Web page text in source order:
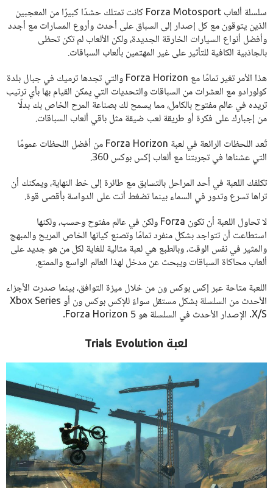
سلسلة ألعاب Forza Motosport كانت تمتلك حشدًا كبيرًا من المعجبين
الذين يتوقون مع كل إصدار إلى السباق على أحدث وأروع المسارات مع أجدد
وأفضل أنواع السيارات الخارقة الجديدة، ولكن الألعاب لم تكن تحظى
بالجاذبية الكافية للتأثير على غير المهتمين بألعاب السباقات.
هذا الأمر تغير تمامًا مع Forza Horizon والتي تجدها ترميك في جبال بلدة
كولورادو مع العشرات من السباقات والتحديات التي يمكن القيام بها بأي ترتيب
تريده في عالم مفتوح بالكامل، مما يسمح لك بصناعة المرح الخاص بك بدلًا
من إجبارك على فكرة أو طريقة لعب ضيقة مثل باقي ألعاب السباقات.
تُعد اللحظات الرائعة في لعبة Forza Horizon من أفضل اللحظات عمومًا
التي عشناها في تجربتنا مع ألعاب إكس بوكس 360.
تكلفك اللعبة في أحد المراحل بالتسابق مع طائرة إلى خط النهاية، ويمكنك أن
تراها تسرع وتدور في السماء بينما تضغط أنت على الدواسة بأقصى قوة.
لا تحاول اللعبة أن تكون Forza ولكن في عالم مفتوح وحسب، ولكنها
استطاعت أن تتواجد بشكل منفرد تمامًا وتصنع كيانها الخاص المريح والمبهج
والمثير في نفس الوقت، وبالطبع هي لعبة مثالية للغاية لكل من هو جديد على
ألعاب محاكاة السباقات ويبحث عن مدخل لهذا العالم الواسع والممتع.
اللعبة متاحة عبر إكس بوكس ون من خلال ميزة التوافق، بينما صدرت الأجزاء
الأحدث من السلسلة بشكل مستقل سواءً للإكس بوكس ون أو Xbox Series
X/S. الإصدار الأحدث في السلسلة هو Forza Horizon 5.
لعبة Trials Evolution